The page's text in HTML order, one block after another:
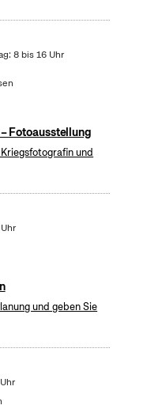
8 bis 16 Uhr
Fotoausstellung
und
und geben Sie